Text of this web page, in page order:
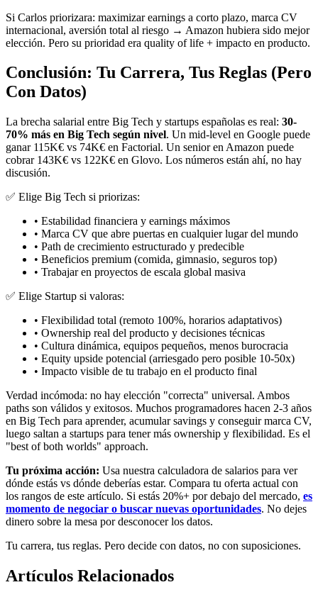
Si Carlos priorizara: maximizar earnings a corto plazo, marca CV
internacional, aversión total al riesgo → Amazon hubiera sido mejor
elección. Pero su prioridad era quality of life + impacto en producto.
Conclusión: Tu Carrera, Tus Reglas (Pero
Con Datos)
La brecha salarial entre Big Tech y startups españolas es real: 30-
70% más en Big Tech según nivel. Un mid-level en Google puede
ganar 115K€ vs 74K€ en Factorial. Un senior en Amazon puede
cobrar 143K€ vs 122K€ en Glovo. Los números están ahí, no hay
discusión.
✅ Elige Big Tech si priorizas:
• Estabilidad financiera y earnings máximos
• Marca CV que abre puertas en cualquier lugar del mundo
• Path de crecimiento estructurado y predecible
• Beneficios premium (comida, gimnasio, seguros top)
• Trabajar en proyectos de escala global masiva
✅ Elige Startup si valoras:
• Flexibilidad total (remoto 100%, horarios adaptativos)
• Ownership real del producto y decisiones técnicas
• Cultura dinámica, equipos pequeños, menos burocracia
• Equity upside potencial (arriesgado pero posible 10-50x)
• Impacto visible de tu trabajo en el producto final
Verdad incómoda: no hay elección "correcta" universal. Ambos
paths son válidos y exitosos. Muchos programadores hacen 2-3 años
en Big Tech para aprender, acumular savings y conseguir marca CV,
luego saltan a startups para tener más ownership y flexibilidad. Es el
"best of both worlds" approach.
Tu próxima acción: Usa nuestra calculadora de salarios para ver
dónde estás vs dónde deberías estar. Compara tu oferta actual con
los rangos de este artículo. Si estás 20%+ por debajo del mercado, es
momento de negociar o buscar nuevas oportunidades. No dejes
dinero sobre la mesa por desconocer los datos.
Tu carrera, tus reglas. Pero decide con datos, no con suposiciones.
Artículos Relacionados